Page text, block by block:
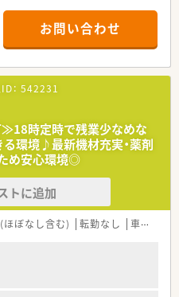
もあり、頑張った分だけ給与に反
ため、やりがいを感じられるよう
店舗です！内科系が多めではあり
るのも魅力の一つで、近くにある
関より応需しています。
理のない業務量で対応していま
の立地にございます。
タルケアができる企業を目指して
、OTC販売、介護用品のレンタル
活に寄り添えるサービス展開をさ
風通しも良く、業務改善や患者様
で実施されたり、やりがいのある
お問い合わせ
： 542231
≫18時定時で残業少なめな
環境♪最新機材充実・薬剤
め安心環境◎
トに追加
ほぼなし含む) 転勤なし 車通勤可